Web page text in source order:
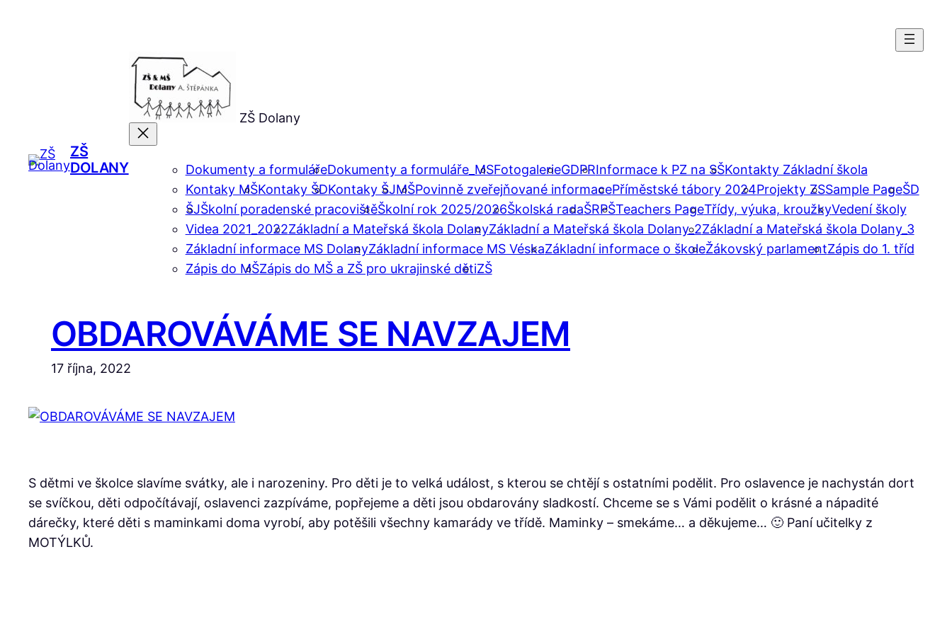
ZŠ
DOLANY
ZŠ Dolany
Dokumenty a formulářeDokumenty a formuláře_MSFotogalerieGDPRInformace k PZ na SŠKontakty Základní škola
Kontaky MŠKontaky ŠDKontaky ŠJMŠPovinně zveřejňované informacePříměstské tábory 2024Projekty ZSSample PageŠD
ŠJŠkolní poradenské pracovištěŠkolní rok 2025/2026Školská radaŠRPŠTeachers PageTřídy, výuka, kroužkyVedení školy
Videa 2021_2022Základní a Mateřská škola DolanyZákladní a Mateřská škola Dolany_2Základní a Mateřská škola Dolany_3
Základní informace MS DolanyZákladní informace MS VéskaZákladní informace o školeŽákovský parlamentZápis do 1. tříd
Zápis do MŠZápis do MŠ a ZŠ pro ukrajinské dětiZŠ
OBDAROVÁVÁME SE NAVZAJEM
17 října, 2022
S dětmi ve školce slavíme svátky, ale i narozeniny. Pro děti je to velká událost, s kterou se chtějí s ostatními podělit. Pro oslavence je nachystán dort
se svíčkou, děti odpočítávají, oslavenci zazpíváme, popřejeme a děti jsou obdarovány sladkostí. Chceme se s Vámi podělit o krásné a nápadité
dárečky, které děti s maminkami doma vyrobí, aby potěšili všechny kamarády ve třídě. Maminky – smekáme… a děkujeme… 🙂 Paní učitelky z
MOTÝLKŮ.